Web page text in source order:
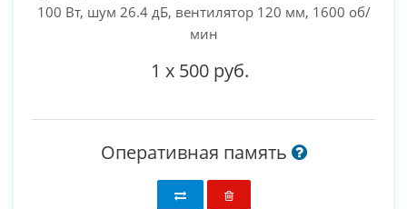
100 Вт, шум 26.4 дБ, вентилятор 120 мм, 1600 об/
мин
1 x 500 руб.
Оперативная память